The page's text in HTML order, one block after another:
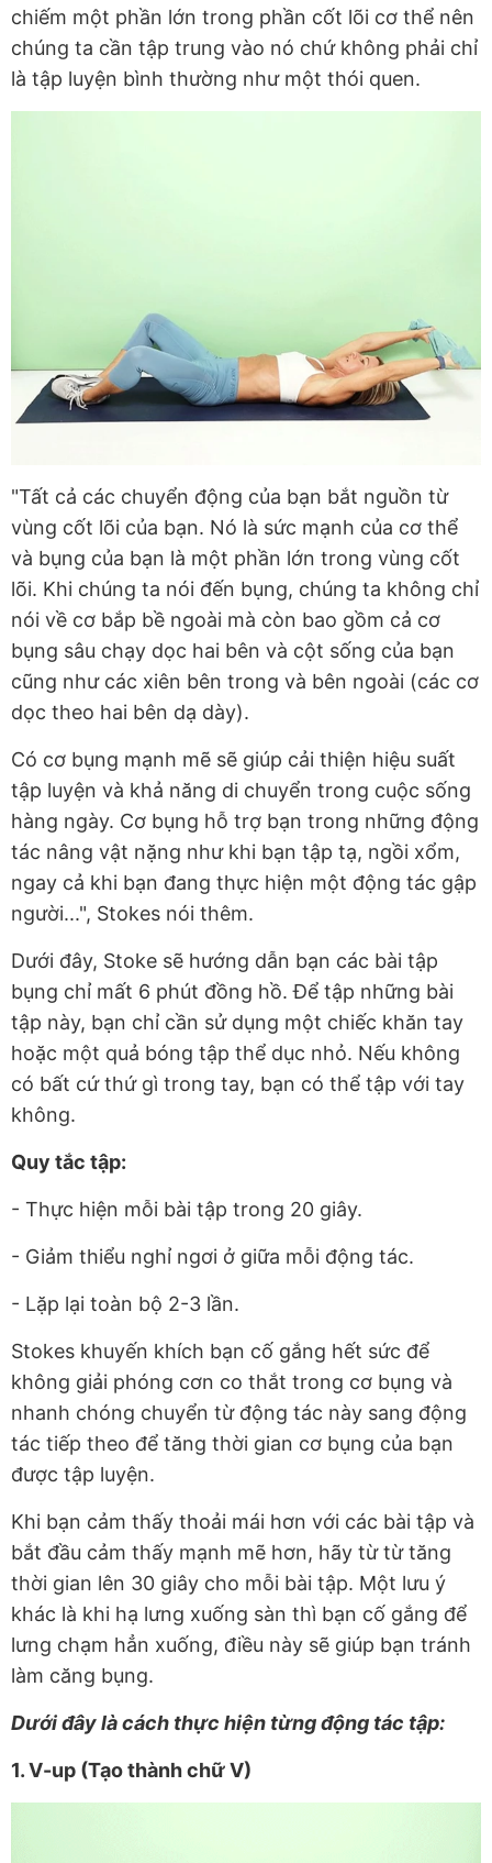
chiếm một phần lớn trong phần cốt lõi cơ thể nên
chúng ta cần tập trung vào nó chứ không phải chỉ
là tập luyện bình thường như một thói quen.
"Tất cả các chuyển động của bạn bắt nguồn từ
vùng cốt lõi của bạn. Nó là sức mạnh của cơ thể
và bụng của bạn là một phần lớn trong vùng cốt
lõi. Khi chúng ta nói đến bụng, chúng ta không chỉ
nói về cơ bắp bề ngoài mà còn bao gồm cả cơ
bụng sâu chạy dọc hai bên và cột sống của bạn
cũng như các xiên bên trong và bên ngoài (các cơ
dọc theo hai bên dạ dày).
Có cơ bụng mạnh mẽ sẽ giúp cải thiện hiệu suất
tập luyện và khả năng di chuyển trong cuộc sống
hàng ngày. Cơ bụng hỗ trợ bạn trong những động
tác nâng vật nặng như khi bạn tập tạ, ngồi xổm,
ngay cả khi bạn đang thực hiện một động tác gập
người...", Stokes nói thêm.
Dưới đây, Stoke sẽ hướng dẫn bạn các bài tập
bụng chỉ mất 6 phút đồng hồ. Để tập những bài
tập này, bạn chỉ cần sử dụng một chiếc khăn tay
hoặc một quả bóng tập thể dục nhỏ. Nếu không
có bất cứ thứ gì trong tay, bạn có thể tập với tay
không.
Quy tắc tập:
- Thực hiện mỗi bài tập trong 20 giây.
- Giảm thiểu nghỉ ngơi ở giữa mỗi động tác.
- Lặp lại toàn bộ 2-3 lần.
Stokes khuyến khích bạn cố gắng hết sức để
không giải phóng cơn co thắt trong cơ bụng và
nhanh chóng chuyển từ động tác này sang động
tác tiếp theo để tăng thời gian cơ bụng của bạn
được tập luyện.
Khi bạn cảm thấy thoải mái hơn với các bài tập và
bắt đầu cảm thấy mạnh mẽ hơn, hãy từ từ tăng
thời gian lên 30 giây cho mỗi bài tập. Một lưu ý
khác là khi hạ lưng xuống sàn thì bạn cố gắng để
lưng chạm hẳn xuống, điều này sẽ giúp bạn tránh
làm căng bụng.
Dưới đây là cách thực hiện từng động tác tập:
1. V-up (Tạo thành chữ V)